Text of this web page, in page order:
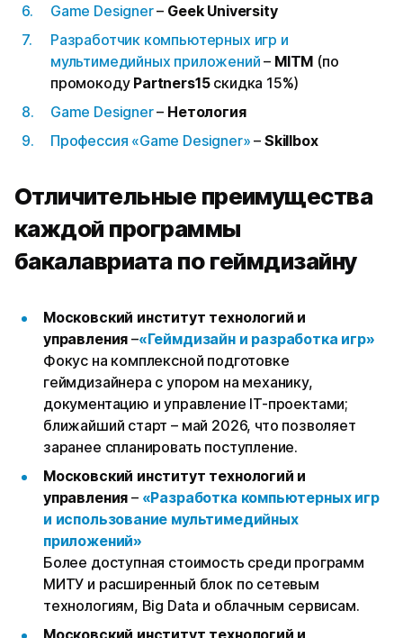
Game Designer– Geek University
Разработчик компьютерных игр и
мультимедийных приложений – MITM (по
промокоду Partners15скидка 15%)
Game Designer– Нетология
Профессия «Game Designer» – Skillbox
Отличительные преимущества
каждой программы
бакалавриата по геймдизайну
Московский институт технологий и
управления–«Геймдизайн и разработка игр»
Фокус на комплексной подготовке
геймдизайнера с упором на механику,
документацию и управление IT-проектами;
ближайший старт – май 2026, что позволяет
заранее спланировать поступление.
Московский институт технологий и
управления–«Разработка компьютерных игр
и использование мультимедийных
приложений»
Более доступная стоимость среди программ
МИТУ и расширенный блок по сетевым
технологиям, Big Data и облачным сервисам.
Московский институт технологий и